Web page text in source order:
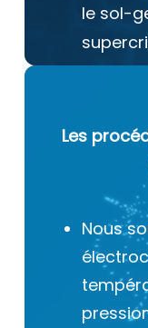
le sol-
Les
Nous